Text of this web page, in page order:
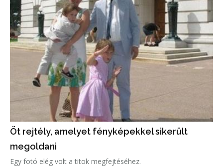
Öt rejtély, amelyet fényképekkel sikerült
megoldani
Egy fotó elég volt a titok megfejtéséhez.